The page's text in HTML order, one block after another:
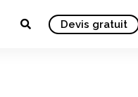
Devis gratuit